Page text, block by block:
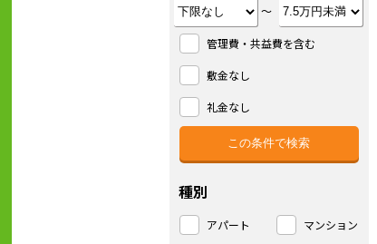
～
管理費・共益費を含む
敷金なし
礼金なし
種別
アパート マンション